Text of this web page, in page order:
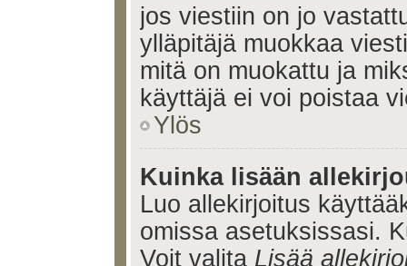
jos viestiin on jo
ylläpitäjä muokkaa
mitä on muokattu ja
käyttäjä ei voi poistaa
Ylös
Kuinka lisään
Luo allekirjoitus
omissa asetuksissasi.
Voit valita Lisää